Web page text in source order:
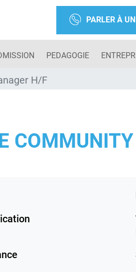
PARLER À
PEDAGOGIE
H/F